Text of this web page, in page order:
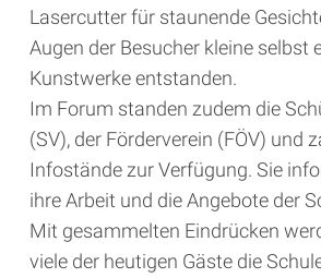
Lasercutter für staunende
Augen der Besucher kleine selbst
Kunstwerke entstanden.
Im Forum standen zudem die
(SV), der Förderverein (FÖV) und
Infostände zur Verfügung. Sie
ihre Arbeit und die Angebote der
Mit gesammelten Eindrücken
viele der heutigen Gäste die